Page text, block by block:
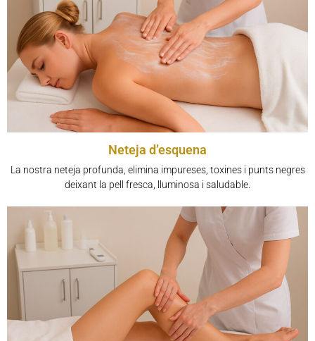
Neteja d’esquena
La nostra neteja profunda, elimina impureses, toxines i punts negres
deixant la pell fresca, lluminosa i saludable.